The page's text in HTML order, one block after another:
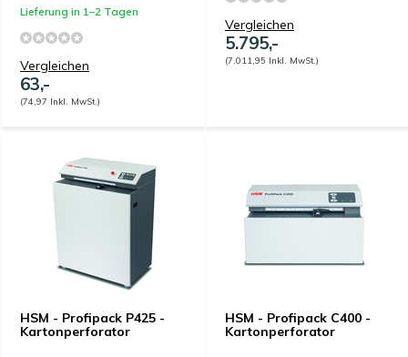
Lieferung in 1–2 Tagen
Vergleichen
63,-
(74,97 Inkl. MwSt.)
Vergleichen
5.795,-
(7.011,95 Inkl. MwSt.)
HSM - Profipack P425 -
Kartonperforator
HSM - Profipack C400 -
Kartonperforator